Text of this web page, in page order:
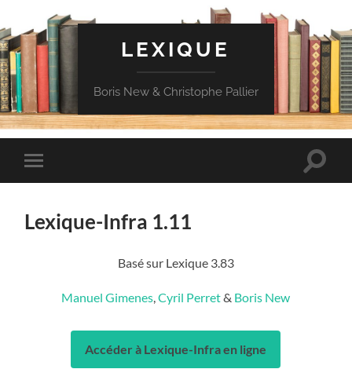
LEXIQUE
Boris New & Christophe Pallier
Toggle
mobile
Toggle
Lexique-Infra 1.11
Basé sur Lexique 3.83
Manuel Gimenes ,Cyril Perret& Boris New
Accéder à Lexique-Infra en ligne